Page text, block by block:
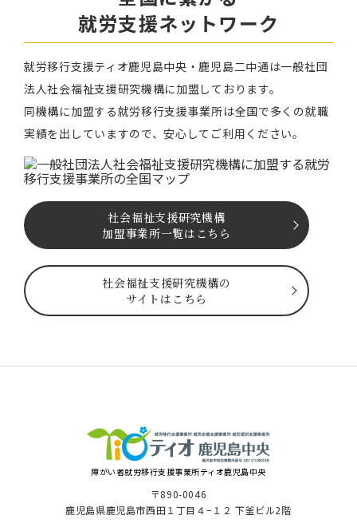
就労⽀援ネットワーク
就労移⾏⽀援ティオ⿅児島中央・鹿児島二中通は⼀般社団
法⼈社会福祉⽀援研究機構に加盟しております。
同機構に加盟する就労移⾏⽀援事業所は全国で多くの就職
実績を出していますので、安⼼してご利⽤ください。
社会福祉⽀援研究機構
加盟事業所一覧はこちら
社会福祉⽀援研究機構の
サイトはこちら
障がい者就労移⾏⽀援事業所ティオ⿅児島中央
〒890-0046
⿅児島県⿅児島市⻄⽥１丁⽬４−１２ 下釜ビル2階